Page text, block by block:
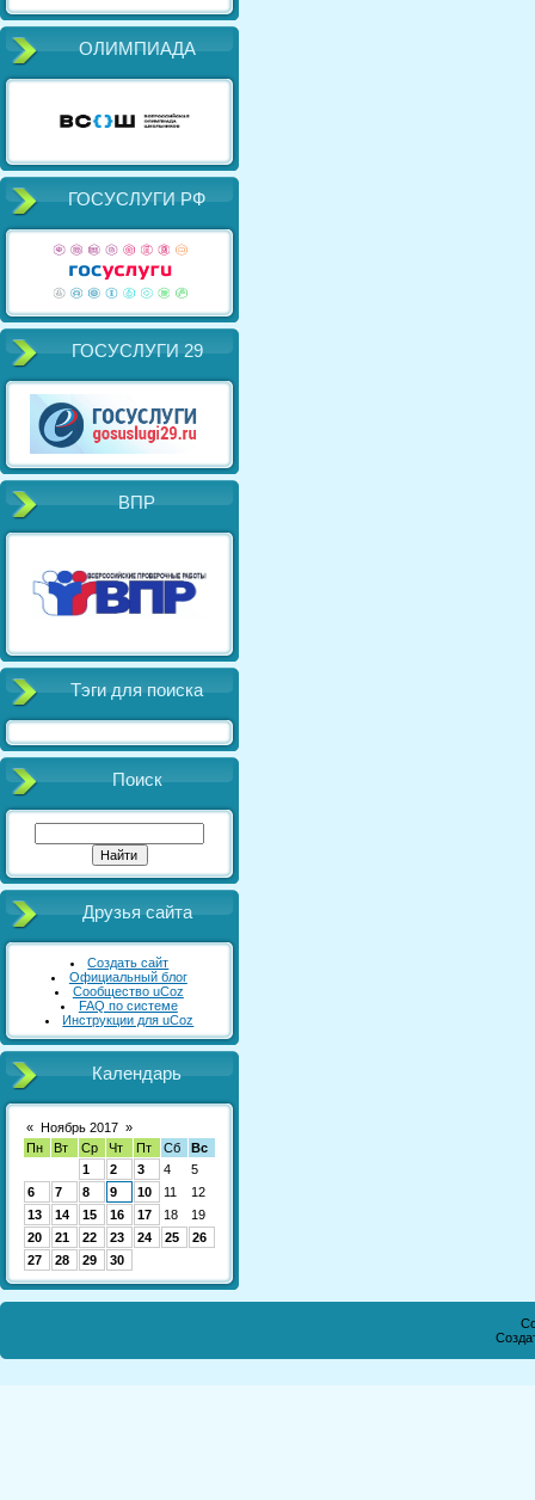
ОЛИМПИАДА
ГОСУСЛУГИ РФ
ГОСУСЛУГИ 29
ВПР
Тэги для поиска
Поиск
Друзья сайта
Создать сайт
Официальный блог
Сообщество uCoz
FAQ по системе
Инструкции для uCoz
Календарь
« Ноябрь 2017 »
Пн
Вт Ср Чт Пт Сб
Вс
1
2 3 4
5
6
7 8 9 10 11
12
13
14 15 16 17 18
19
20
21 22 23 24 25
26
27
28 29 30